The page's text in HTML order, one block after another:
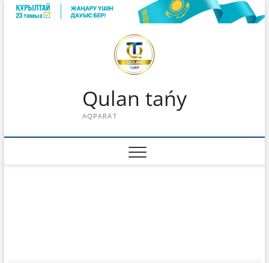
Skip
Qulan tańy
AQPARAT